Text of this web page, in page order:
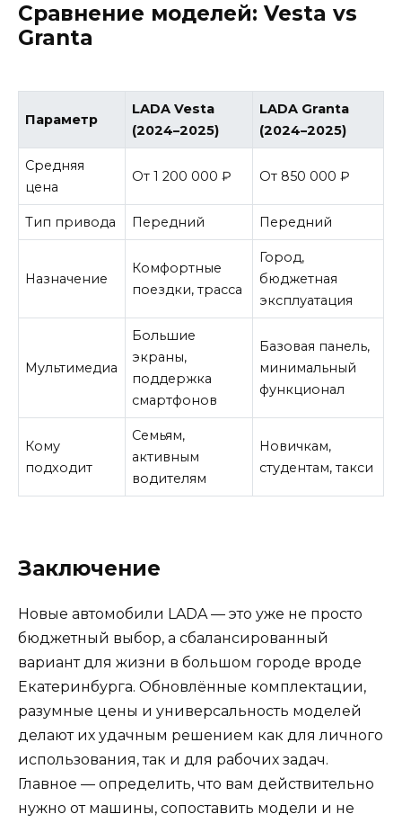
Сравнение моделей: Vesta vs
Granta
Параметр
LADA Vesta
(2024–2025)
LADA Granta
(2024–2025)
Средняя
цена
От 1 200 000 ₽ От 850 000 ₽
Тип привода Передний Передний
Назначение
Комфортные
поездки, трасса
Город,
бюджетная
эксплуатация
Мультимедиа
Большие
экраны,
поддержка
смартфонов
Базовая панель,
минимальный
функционал
Кому
подходит
Семьям,
активным
водителям
Новичкам,
студентам, такси
Заключение
Новые автомобили LADA — это уже не просто
бюджетный выбор, а сбалансированный
вариант для жизни в большом городе вроде
Екатеринбурга. Обновлённые комплектации,
разумные цены и универсальность моделей
делают их удачным решением как для личного
использования, так и для рабочих задач.
Главное — определить, что вам действительно
нужно от машины, сопоставить модели и не